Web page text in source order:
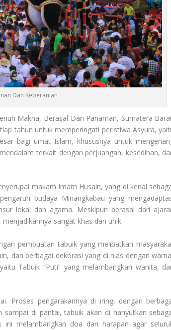
Dan Keberanian
Makna, Berasal Dari Pariaman, Sumatera
tahun untuk memperingati peristiwa Asyura,
bagi umat Islam, khususnya untuk
terkait dengan perjuangan, kesedihan,
makam Imam Husain, yang di kenal
budaya Minangkabau yang
lokal dan agama. Meskipun berasal dari
sangat khas dan unik.
pembuatan tabuik yang melibatkan
dan berbagai dekorasi yang di hias dengan
Tabuik “Puti” yang melambangkan wanita,
Proses pengarakannya di iringi dengan
di pantai, tabuik akan di hanyutkan
ini melambangkan doa dan harapan agar